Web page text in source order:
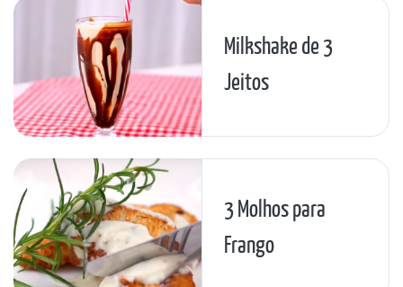
Milkshake de 3
Jeitos
3 Molhos para
Frango